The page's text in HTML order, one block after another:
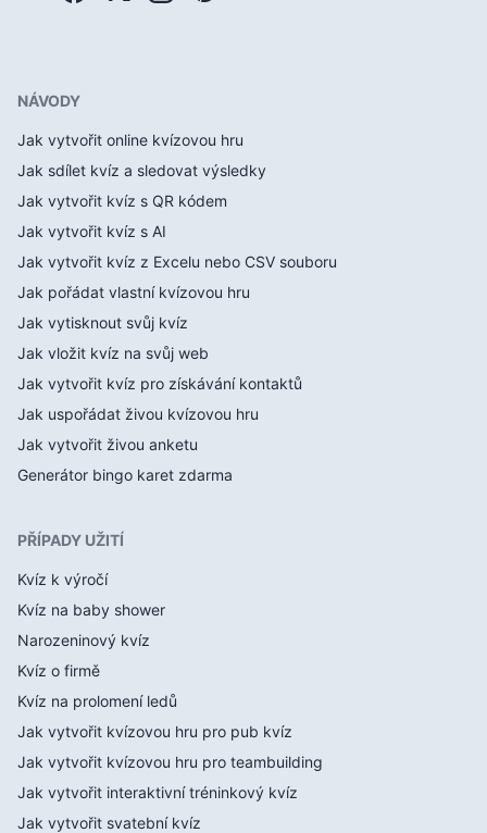
NÁVODY
Jak vytvořit online kvízovou hru
Jak sdílet kvíz a sledovat výsledky
Jak vytvořit kvíz s QR kódem
Jak vytvořit kvíz s AI
Jak vytvořit kvíz z Excelu nebo CSV souboru
Jak pořádat vlastní kvízovou hru
Jak vytisknout svůj kvíz
Jak vložit kvíz na svůj web
Jak vytvořit kvíz pro získávání kontaktů
Jak uspořádat živou kvízovou hru
Jak vytvořit živou anketu
Generátor bingo karet zdarma
PŘÍPADY UŽITÍ
Kvíz k výročí
Kvíz na baby shower
Narozeninový kvíz
Kvíz o firmě
Kvíz na prolomení ledů
Jak vytvořit kvízovou hru pro pub kvíz
Jak vytvořit kvízovou hru pro teambuilding
Jak vytvořit interaktivní tréninkový kvíz
Jak vytvořit svatební kvíz